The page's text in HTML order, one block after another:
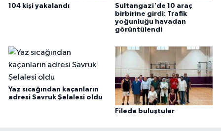
104 kişi yakalandı
Sultangazi'de 10 araç
birbirine girdi: Trafik
yoğunluğu havadan
görüntülendi
Yaz sıcağından kaçanların
adresi Savruk Şelalesi oldu
Filede buluştular